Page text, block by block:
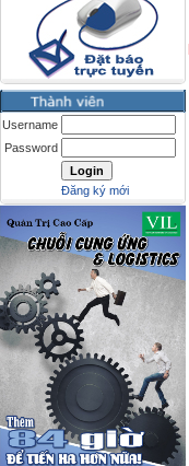
Username
Password
Đăng ký mới